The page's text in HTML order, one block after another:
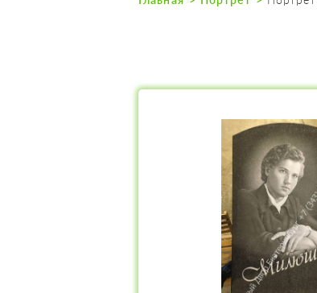
Суббота с